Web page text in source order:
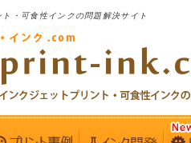
・可食性インクの問題解決サイト